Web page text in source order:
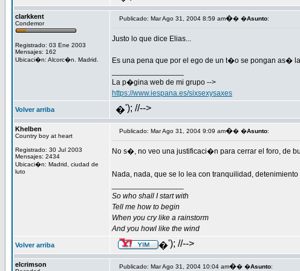
clarkkent
Condemor
Registrado: 03 Ene 2003
Mensajes: 162
Ubicaci�n: Alcorc�n. Madrid.
Publicado: Mar Ago 31, 2004 8:59 am�� �Asunto:
Justo lo que dice Elias...
Es una pena que por el ego de un t�o se pongan as�
La p�gina web de mi grupo -->
https://www.iespana.es/sixsexysaxes
Volver arriba �'); //-->
Khelben
Country boy at heart
Registrado: 30 Jul 2003
Mensajes: 2434
Ubicaci�n: Madrid, ciudad de
luto
Publicado: Mar Ago 31, 2004 9:09 am�� �Asunto:
No s�, no veo una justificaci�n para cerrar el foro, de
Nada, nada, que se lo lea con tranquilidad,
So who shall I start with
Tell me how to begin
When you cry like a rainstorm
And you howl like the wind
Volver arriba �'); //-->
elcrimson Publicado: Mar Ago 31, 2004 10:04 am�� �Asunto: